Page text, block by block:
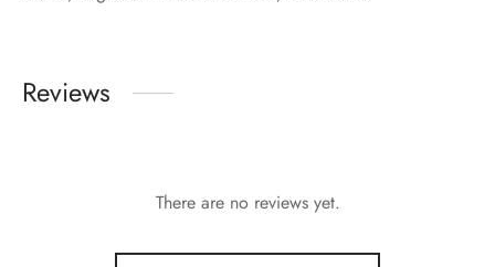
Reviews
There are no reviews yet.